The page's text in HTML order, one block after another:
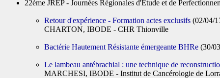
22ème JREP - Journées Régionales d'Etude et de
Retour d'expérience - Formation actes exclusifs (02/04/
CHARTON, IBODE - CHR Thionville
Bactérie Hautement Résistante émergeante BHRe (30/
Le lambeau antébrachial : une technique de
MARCHESI, IBODE - Institut de Cancérologie de